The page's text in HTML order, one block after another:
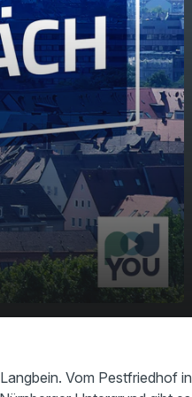
Vom Pestfriedhof in